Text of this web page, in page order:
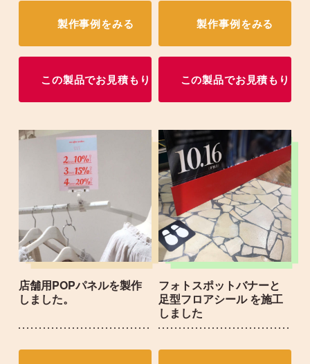
製作事例をみる
この製品でお見積もり
製作事例をみる
この製品でお見積もり
店舗用POPパネルを製作
しました。
フォトスポットバナーと
足型フロアシール を施工
しました